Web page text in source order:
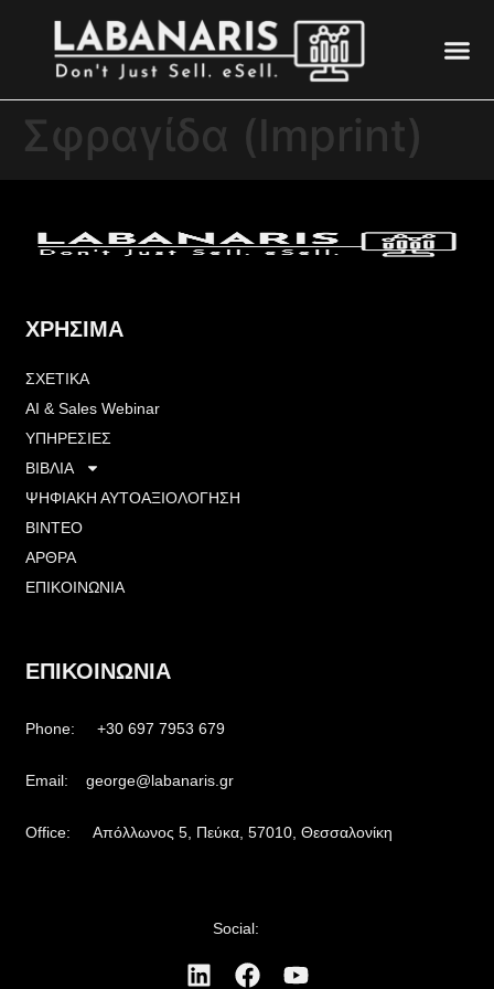
Σφραγίδα (Imprint)
ΧΡΗΣΙΜΑ
ΣΧΕΤΙΚΑ
ΑΙ & Sales Webinar
ΥΠΗΡΕΣΙΕΣ
ΒΙΒΛΙΑ
ΨΗΦΙΑΚΗ ΑΥΤΟΑΞΙΟΛΟΓΗΣΗ
ΒΙΝΤΕΟ
ΑΡΘΡΑ
ΕΠΙΚΟΙΝΩΝΙΑ
ΕΠΙΚΟΙΝΩΝΙΑ
Phone: +30 697 7953 679
Email: george@labanaris.gr
Office: Απόλλωνος 5, Πεύκα, 57010, Θεσσαλονίκη
Social: